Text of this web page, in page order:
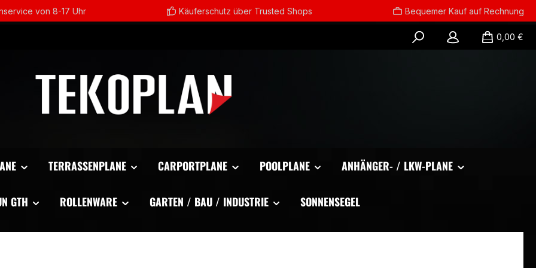
von 8-17 Uhr Käuferschutz über Trusted Shops Bequemer Kauf auf Rechnung
0,00 €
TERRASSENPLANE CARPORTPLANE POOLPLANE ANHÄNGER- / LKW-PLANE
GTH ROLLENWARE GARTEN / BAU / INDUSTRIE SONNENSEGEL